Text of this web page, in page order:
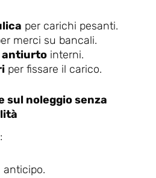
per carichi pesanti.
merci su bancali.
antiurto interni.
per fissare il carico.
sul noleggio senza
anticipo.